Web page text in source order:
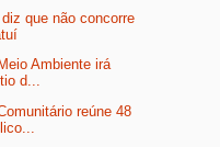
que não concorre
Ambiente irá
d...
reúne 48